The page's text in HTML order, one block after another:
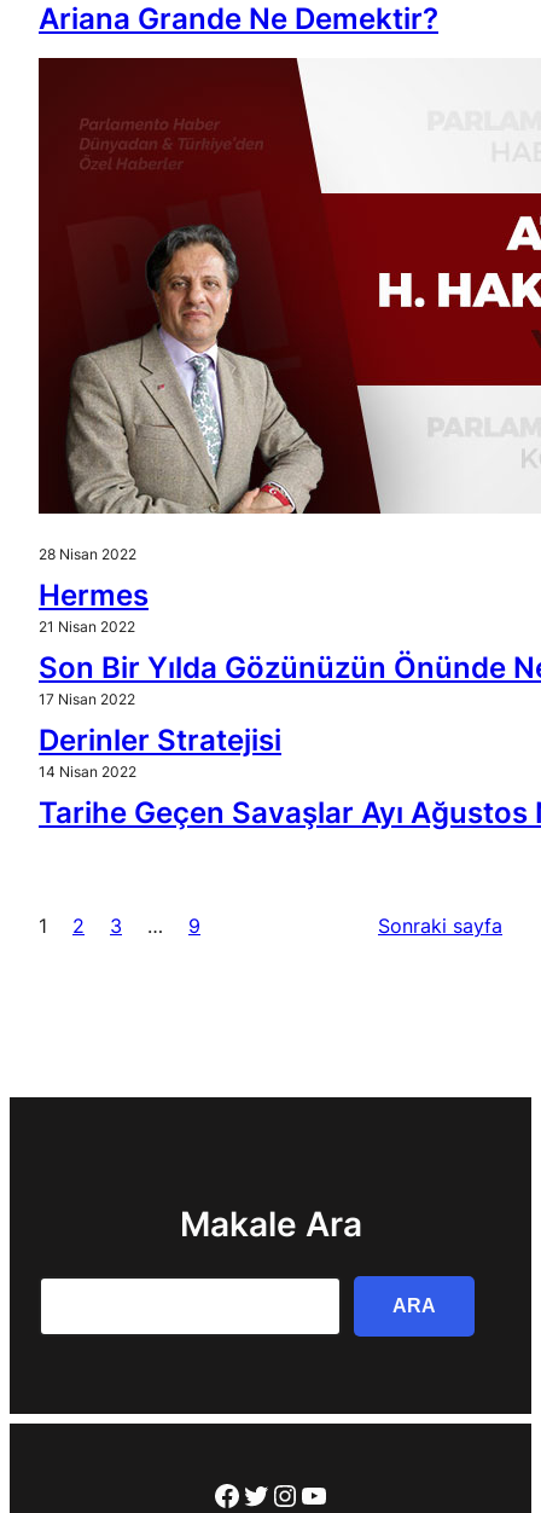
Ariana Grande Ne Demektir?
28 Nisan 2022
Hermes
21 Nisan 2022
Son Bir Yılda Gözünüzün Önünde
17 Nisan 2022
Derinler Stratejisi
14 Nisan 2022
Tarihe Geçen Savaşlar Ayı Ağustos
1 2 3 … 9 Sonraki sayfa
Makale Ara
ARA
Facebook
Twitter
Instagram
YouTube